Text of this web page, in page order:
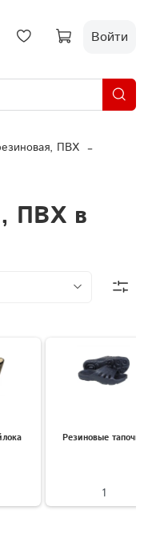
Войти
ПВХ
ПВХ в
Резиновые тапочки
1